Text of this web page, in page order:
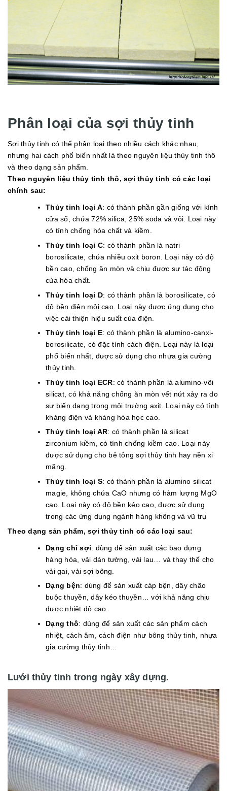
Phân loại của sợi thủy tinh
Sợi thủy tinh có thể phân loại theo nhiều cách khác nhau,
nhưng hai cách phổ biến nhất là theo nguyên liệu thủy tinh thô
và theo dạng sản phẩm.
Theo nguyên liệu thủy tinh thô, sợi thủy tinh có các loại
chính sau:
Thủy tinh loại A: có thành phần gần giống với kính
cửa sổ, chứa 72% silica, 25% soda và vôi. Loại này
có tính chống hóa chất và kiềm.
Thủy tinh loại C: có thành phần là natri
borosilicate, chứa nhiều oxit boron. Loại này có độ
bền cao, chống ăn mòn và chịu được sự tác động
của hóa chất.
Thủy tinh loại D: có thành phần là borosilicate, có
độ bền điện môi cao. Loại này được ứng dụng cho
việc cải thiện hiệu suất của điện.
Thủy tinh loại E: có thành phần là alumino-canxi-
borosilicate, có đặc tính cách điện. Loại này là loại
phổ biến nhất, được sử dụng cho nhựa gia cường
thủy tinh.
Thủy tinh loại ECR: có thành phần là alumino-vôi
silicat, có khả năng chống ăn mòn vết nứt xảy ra do
sự biến dạng trong môi trường axit. Loại này có tính
kháng điện và kháng hóa học cao.
Thủy tinh loại AR: có thành phần là silicat
zirconium kiềm, có tính chống kiềm cao. Loại này
được sử dụng cho bê tông sợi thủy tinh hay nền xi
măng.
Thủy tinh loại S: có thành phần là alumino silicat
magie, không chứa CaO nhưng có hàm lượng MgO
cao. Loại này có độ bền kéo cao, được sử dụng
trong các ứng dụng ngành hàng không và vũ trụ
Theo dạng sản phẩm, sợi thủy tinh có các loại sau:
Dạng chỉ sợi: dùng để sản xuất các bao đựng
hàng hóa, vải dán tường, vải lau… và thay thế cho
vải gai, vải sợi bông.
Dạng bện: dùng để sản xuất cáp bện, dây chão
buộc thuyền, dây kéo thuyền… với khả năng chịu
được nhiệt độ cao.
Dạng thô: dùng để sản xuất các sản phẩm cách
nhiệt, cách âm, cách điện như bông thủy tinh, nhựa
gia cường thủy tinh…
Lưới thủy tinh trong ngày xây dựng.